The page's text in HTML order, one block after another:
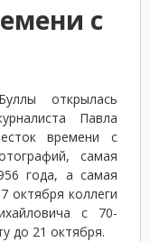
с
открылась
Павла
времени с
самая
года, а самая
октября коллеги
с 70-
до 21 октября.